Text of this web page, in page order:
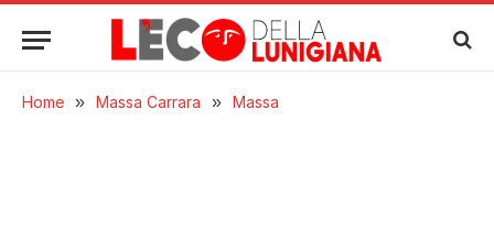
Home » Massa Carrara » Massa